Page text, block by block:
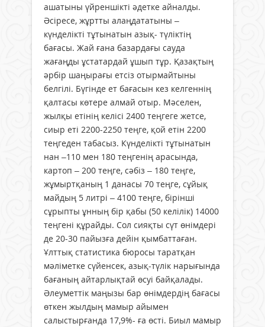
ашатыны үйреншiктi әдетке айналды.
Әсiресе, жұртты алаңдататыны –
күнделiктi тұтынатын азық- түлiктің
бағасы. Жай ғана базардағы сауда
жағаңды ұстатардай ұшып тұр. Қазақтың
әрбір шаңырағы етсіз отырмайтыны
белгілі. Бүгінде ет бағасын кез келгеннің
қалтасы көтере алмай отыр. Мәселен,
жылқы етінің келісі 2400 теңгеге жетсе,
сиыр еті 2200-2250 теңге, қой етін 2200
теңгеден табасыз. Күнделікті тұтынатын
нан –110 мен 180 теңгенің арасында,
картоп – 200 теңге, сәбіз – 180 теңге,
жұмыртқаның 1 данасы 70 теңге, сұйық
майдың 5 литрі – 4100 теңге, бірінші
сұрыпты ұнның бір қабы (50 келілік) 14000
теңгені құрайды. Сол сияқты сүт өнімдері
де 20-30 пайызға дейін қымбаттаған.
Ұлттық статистика бюросы таратқан
мәліметке сүйенсек, азық-түлік нарығында
бағаның айтарлықтай өсуі байқалады.
Әлеуметтік маңызы бар өнімдердің бағасы
өткен жылдың мамыр айымен
салыстырғанда 17,9%- ға өсті. Биыл мамыр